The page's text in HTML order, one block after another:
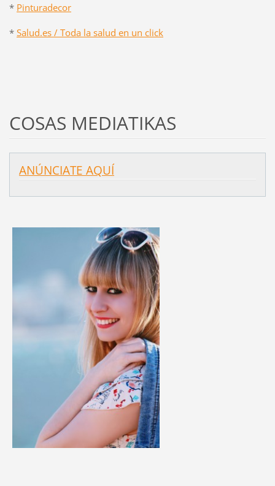
* Pinturadecor
* Salud.es / Toda la salud en un click
COSAS MEDIATIKAS
ANÚNCIATE AQUÍ